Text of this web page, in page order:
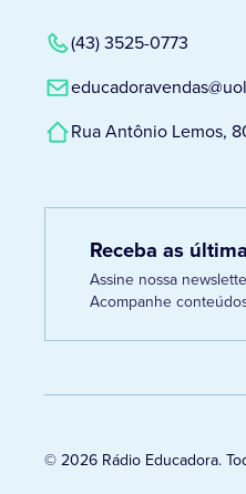
(43) 3525-0773
Rua Antônio Lemos,
Receba as
Assine nossa
Acompanhe
© 2026 Rádio Educadora.